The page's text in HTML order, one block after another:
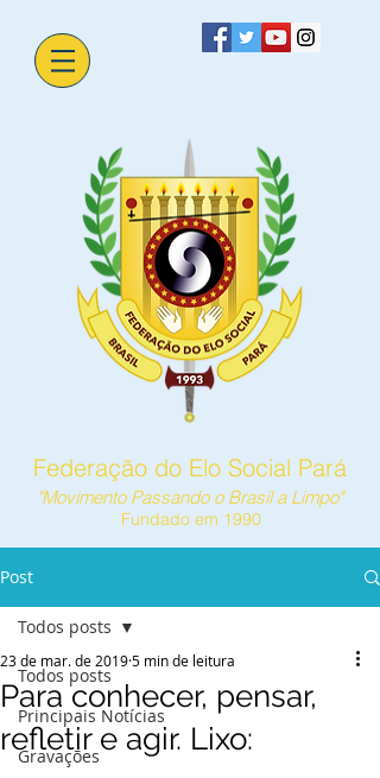
Federação do Elo Social Pará
"Movimento Passando o Brasil a Limpo"
Fundado em 1990
Post
Todos posts
Principais Notícias
Gravações
Todos posts
Para conhecer, pensar,
refletir e agir. Lixo:
23 de mar. de 20195 min de leitura